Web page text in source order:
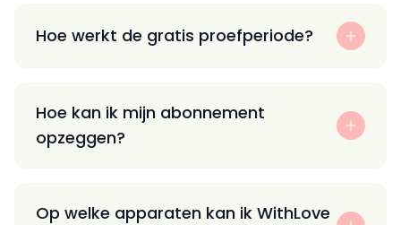
Hoe werkt de gratis proefperiode?
Hoe kan ik mijn abonnement
opzeggen?
Op welke apparaten kan ik WithLove